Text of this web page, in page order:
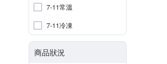
7-11常溫
7-11冷凍
商品狀況